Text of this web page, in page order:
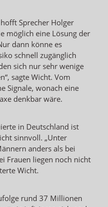
Sprecher Holger
möglich eine Lösung der
dann könne es
schnell zugänglich
sich nur sehr wenige
sagte Wicht. Vom
Signale, wonach eine
denkbar wäre.
in Deutschland ist
sinnvoll. „Unter
anders als bei
Frauen liegen noch nicht
Wicht.
rund 37 Millionen